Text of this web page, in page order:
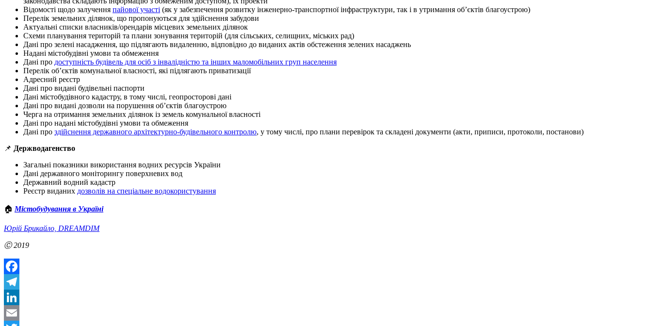
Відомості щодо залучення пайової участі (як у забезпечення розвитку інженерно-транспортної інфраструктури, так і в утримання об’єктів благоустрою)
Перелік земельних ділянок, що пропонуються для здійснення забудови
Актуальні списки власників/орендарів місцевих земельних ділянок
Схеми планування територій та плани зонування територій (для сільських, селищних, міських рад)
Дані про зелені насадження, що підлягають видаленню, відповідно до виданих актів обстеження зелених насаджень
Надані містобудівні умови та обмеження
Дані про доступність будівель для осіб з інвалідністю та інших маломобільних груп населення
Перелік об’єктів комунальної власності, які підлягають приватизації
Адресний реєстр
Дані про видані будівельні паспорти
Дані містобудівного кадастру, в тому числі, геопросторові дані
Дані про видані дозволи на порушення об’єктів благоустрою
Черга на отримання земельних ділянок із земель комунальної власності
Дані про надані містобудівні умови та обмеження
Дані про здійснення державного архітектурно-будівельного контролю, у тому числі, про плани перевірок та складені документи (акти, приписи, протоколи, постанови)
📌 Держводагенство
Загальні показники використання водних ресурсів України
Дані державного моніторингу поверхневих вод
Державний водний кадастр
Реєстр виданих дозволів на спеціальне водокористування
🏠 Містобудування в Україні
Юрій Брикайло, DREAMDIM
Ⓒ 2019
Facebook
Telegram
LinkedIn